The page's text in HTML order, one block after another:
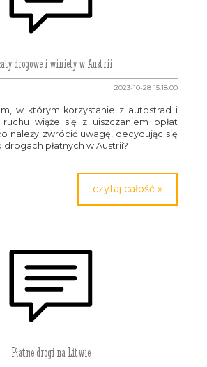
drogowe i winiety w Austrii
2023-10-28 15:18:00
w którym korzystanie z autostrad i
wiąże się z uiszczaniem opłat
należy zwrócić uwagę, decydując się
płatnych w Austrii?
czytaj całość »
Płatne drogi na Litwie